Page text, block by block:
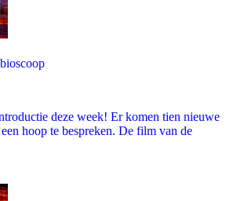
deze week! Er komen tien nieuwe
hoop te bespreken. De film van de